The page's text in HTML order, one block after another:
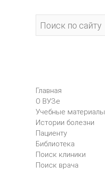
Главная
О ВУЗе
Учебные материалы
Истории болезни
Пациенту
Библиотека
Поиск клиники
Поиск врача